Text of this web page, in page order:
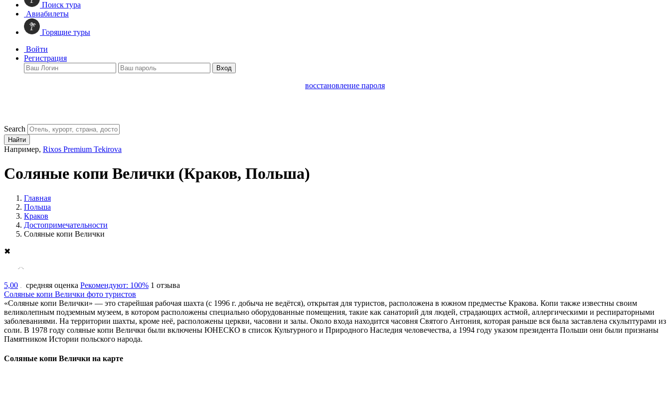
Поиск тура
Авиабилеты
Горящие туры
Войти
Регистрация
Вход
восстановление пароля
Search
Найти
Например, Rixos Premium Tekirova
Соляные копи Велички (Краков, Польша)
Главная
Польша
Краков
Достопримечательности
Соляные копи Велички
✖
5,00 средняя оценка Рекомендуют: 100% 1 отзыва
Соляные копи Велички фото туристов
«Соляные копи Велички» — это старейшая рабочая шахта (с 1996 г. добыча не ведётся), открытая для туристов, расположена в южном предместье Кракова. Копи также известны своим
великолепным подземным музеем, в котором расположены специально оборудованные помещения, такие как санаторий для людей, страдающих астмой, аллергическими и респираторными
заболеваниями. На территории шахты, кроме неё, расположены церкви, часовни и залы. Около входа находится часовня Святого Антония, которая раньше вся была заставлена скульптурами из
соли. В 1978 году соляные копи Велички были включены ЮНЕСКО в список Культурного и Природного Наследия человечества, а 1994 году указом президента Польши они были признаны
Памятником Истории польского народа.
Соляные копи Велички на карте